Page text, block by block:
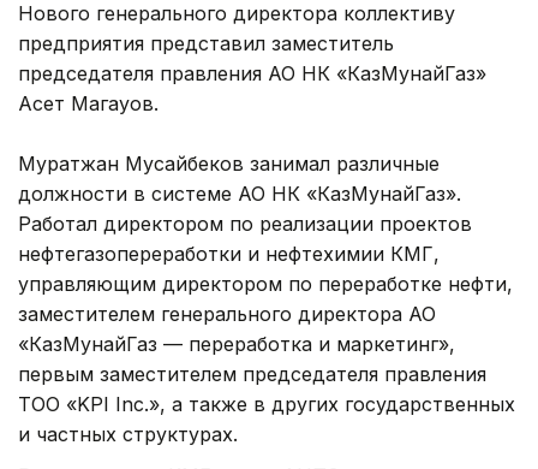
Нового генерального директора коллективу
предприятия представил заместитель
председателя правления АО НК «КазМунайГаз»
Асет Магауов.
Муратжан Мусайбеков занимал различные
должности в системе АО НК «КазМунайГаз».
Работал директором по реализации проектов
нефтегазопереработки и нефтехимии КМГ,
управляющим директором по переработке нефти,
заместителем генерального директора АО
«КазМунайГаз — переработка и маркетинг»,
первым заместителем председателя правления
ТОО «KPI Inc.», а также в других государственных
и частных структурах.